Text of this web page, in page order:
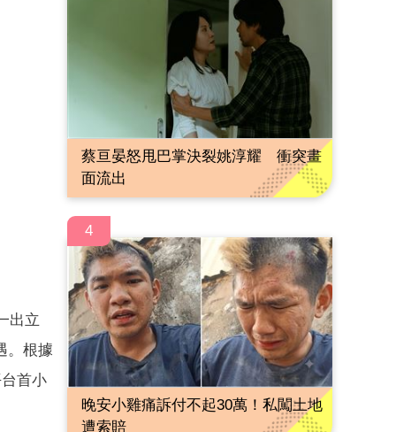
出立
。根據
首小
蔡亘晏怒甩巴掌決裂姚淳耀 衝突畫
面流出
4
晚安小雞痛訴付不起30萬！私闖土地
遭索賠